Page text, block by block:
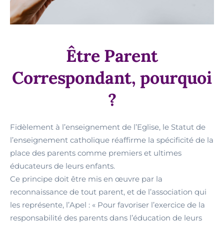
Être parents
correspondant à
Mongré
Être Parent
Correspondant, pourquoi
?
Fidèlement à l’enseignement de l’Eglise, le Statut de
l’enseignement catholique réaffirme la spécificité de la
place des parents comme premiers et ultimes
éducateurs de leurs enfants.
Ce principe doit être mis en œuvre par la
reconnaissance de tout parent, et de l’association qui
les représente, l’Apel : « Pour favoriser l’exercice de la
responsabilité des parents dans l’éducation de leurs